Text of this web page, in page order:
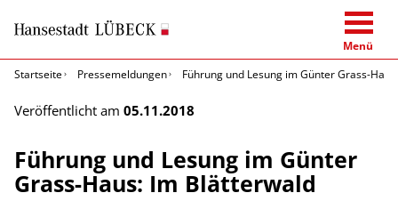
Menü
Startseite
Pressemeldungen Führung und Lesung im Günter Grass-
Veröffentlicht am 05.11.2018
Führung und Lesung im Günter
Grass-Haus: Im Blätterwald